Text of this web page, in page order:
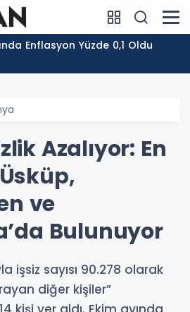
Enflasyon Yüzde 0,1 Oldu
Azalıyor: En
ve
Bulunuyor
işsiz sayısı 90.278 olarak
diğer kişiler”